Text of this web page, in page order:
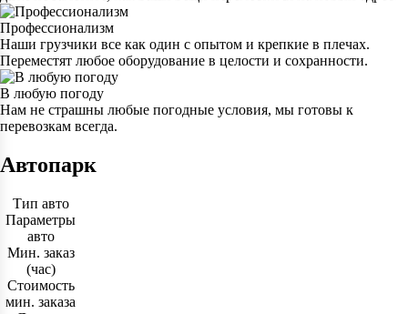
Профессионализм
Наши грузчики все как один с опытом и крепкие в плечах.
Переместят любое оборудование в целости и сохранности.
В любую погоду
Нам не страшны любые погодные условия, мы готовы к
перевозкам всегда.
Автопарк
Тип авто
Параметры
авто
Мин. заказ
(час)
Стоимость
мин. заказа